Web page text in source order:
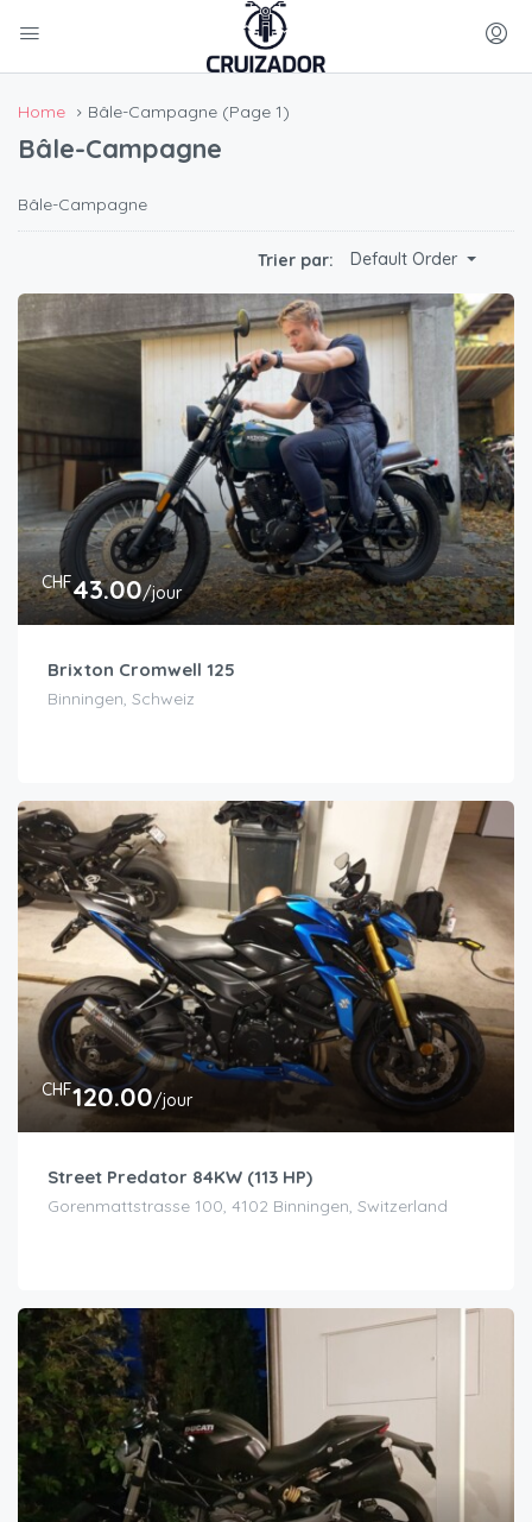
Home Bâle-Campagne (Page 1)
Bâle-Campagne
Bâle-Campagne
Trier par: Default Order
CHF43.00/jour
Brixton Cromwell 125
Binningen, Schweiz
CHF120.00/jour
Street Predator 84KW (113 HP)
Gorenmattstrasse 100, 4102 Binningen, Switzerland